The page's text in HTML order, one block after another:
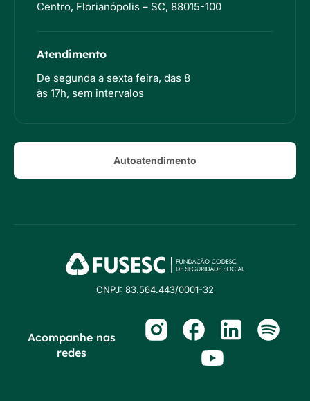
Centro, Florianópolis – SC, 88015-100
Atendimento
De segunda a sexta feira, das 8
às 17h, sem intervalos
Autoatendimento
CNPJ: 83.564.443/0001-32
Acompanhe nas
redes